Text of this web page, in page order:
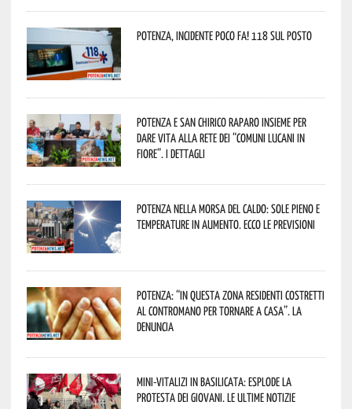
Potenza, incidente poco fa! 118 sul posto
Potenza e San Chirico Raparo insieme per
dare vita alla rete dei “Comuni Lucani in
Fiore”. I dettagli
Potenza nella morsa del caldo: sole pieno e
temperature in aumento. Ecco le previsioni
Potenza: “In questa zona residenti costretti
al contromano per tornare a casa”. La
denuncia
Mini-vitalizi in Basilicata: esplode la
protesta dei giovani. Le ultime notizie